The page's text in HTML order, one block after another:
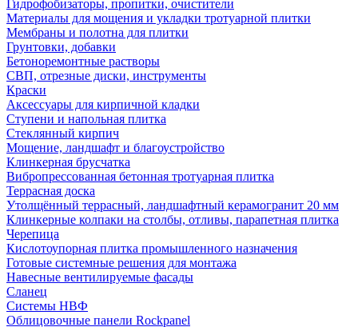
Гидрофобизаторы, пропитки, очистители
Материалы для мощения и укладки тротуарной плитки
Мембраны и полотна для плитки
Грунтовки, добавки
Бетоноремонтные растворы
СВП, отрезные диски, инструменты
Краски
Аксессуары для кирпичной кладки
Ступени и напольная плитка
Cтеклянный кирпич
Мощение, ландшафт и благоустройство
Клинкерная брусчатка
Вибропрессованная бетонная тротуарная плитка
Террасная доска
Утолщённый террасный, ландшафтный керамогранит 20 мм
Клинкерные колпаки на столбы, отливы, парапетная плитка
Черепица
Кислотоупорная плитка промышленного назначения
Готовые системные решения для монтажа
Навесные вентилируемые фасады
Сланец
Системы НВФ
Облицовочные панели Rockpanel